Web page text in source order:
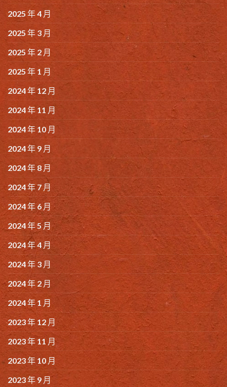
2025 年 4 月
2025 年 3 月
2025 年 2 月
2025 年 1 月
2024 年 12 月
2024 年 11 月
2024 年 10 月
2024 年 9 月
2024 年 8 月
2024 年 7 月
2024 年 6 月
2024 年 5 月
2024 年 4 月
2024 年 3 月
2024 年 2 月
2024 年 1 月
2023 年 12 月
2023 年 11 月
2023 年 10 月
2023 年 9 月